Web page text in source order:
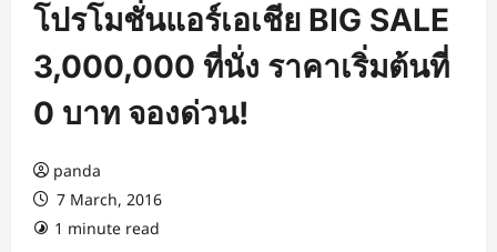
โปรโมชั่นแอร์เอเชีย BIG SALE
3,000,000 ที่นั่ง ราคาเริ่มต้นที่
0 บาท จองด่วน!
panda
7 March, 2016
1 minute read